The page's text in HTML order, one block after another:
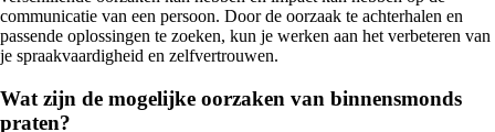
communicatie van een persoon. Door de oorzaak te achterhalen en
passende oplossingen te zoeken, kun je werken aan het verbeteren van
je spraakvaardigheid en zelfvertrouwen.
Wat zijn de mogelijke oorzaken van binnensmonds
praten?